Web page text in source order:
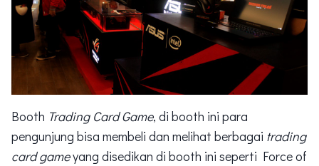
Booth Trading Card Game, di booth ini para
pengunjung bisa membeli dan melihat berbagai trading
card gameyang disedikan di booth ini seperti Force of